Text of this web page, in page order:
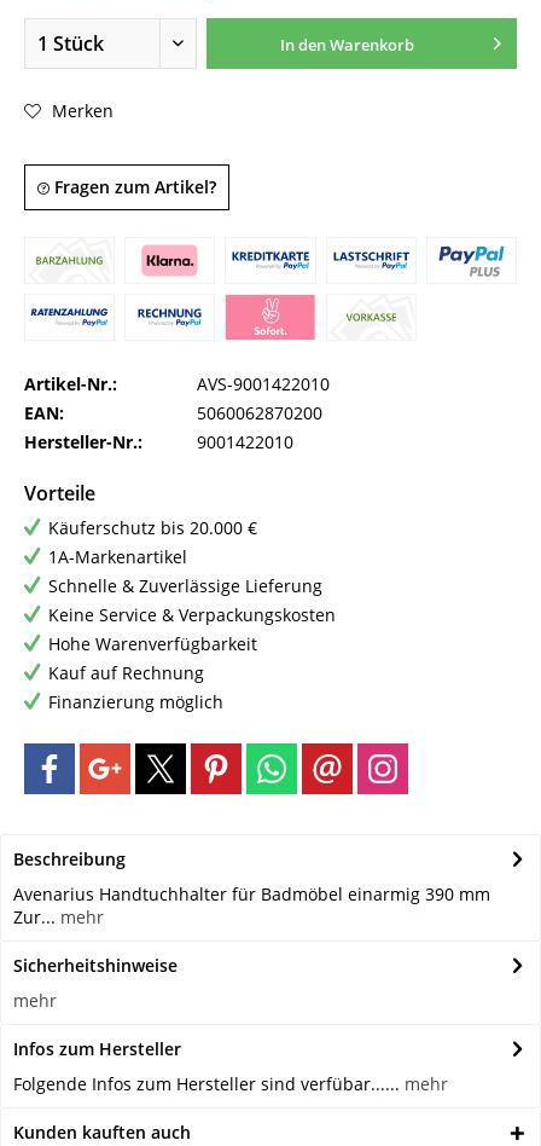
In denWarenkorb
Merken
Fragen zum Artikel?
Artikel-Nr.:
AVS-9001422010
EAN:
5060062870200
Hersteller-Nr.:
9001422010
Vorteile
Käuferschutz bis 20.000 €
1A-Markenartikel
Schnelle & Zuverlässige Lieferung
Keine Service & Verpackungskosten
Hohe Warenverfügbarkeit
Kauf auf Rechnung
Finanzierung möglich
Beschreibung
Avenarius Handtuchhalter für Badmöbel einarmig 390 mm
Zur... mehr
Sicherheitshinweise
mehr
Infos zum Hersteller
Folgende Infos zum Hersteller sind verfübar...... mehr
Kunden kauften auch